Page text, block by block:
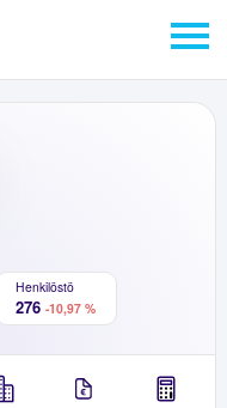
Henkilöstö
276 -10,97 %